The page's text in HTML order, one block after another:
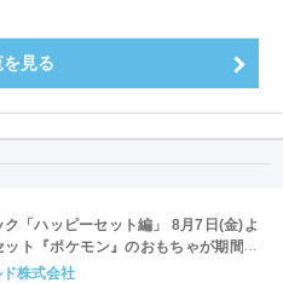
見る
ク「ハッピーセット編」 8月7日(金)よ
ット『ポケモン』のおもちゃが期間限
株式会社